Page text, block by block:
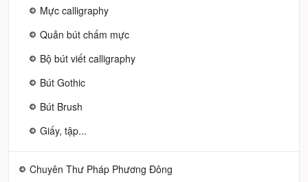
Mực calligraphy
Quản bút chấm mực
Bộ bút viết calligraphy
Bút Gothic
Bút Brush
Giấy, tập...
Chuyên Thư Pháp Phương Đông